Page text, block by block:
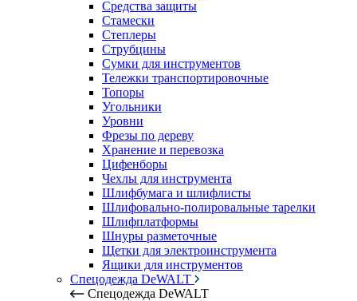
Средства защиты
Стамески
Степлеры
Струбцины
Сумки для инструментов
Тележки транспортировочные
Топоры
Угольники
Уровни
Фрезы по дереву
Хранение и перевозка
Цифенборы
Чехлы для инструмента
Шлифбумага и шлифлисты
Шлифовально-полировальные тарелки
Шлифплатформы
Шнуры разметочные
Щетки для электроинструмента
Ящики для инструментов
Спецодежда DeWALT
Спецодежда DeWALT